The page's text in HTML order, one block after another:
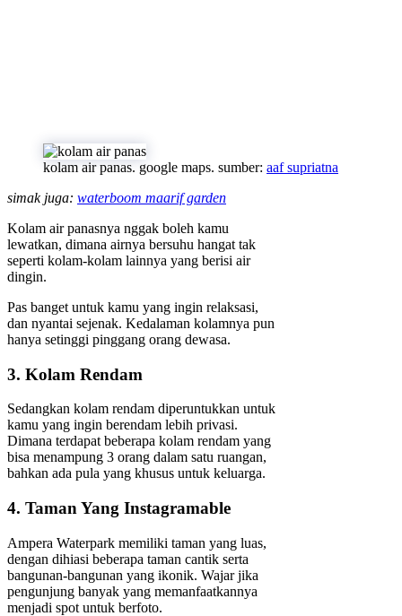
kolam air panas. google maps. sumber: aaf supriatna
simak juga: waterboom maarif garden
Kolam air panasnya nggak boleh kamu
lewatkan, dimana airnya bersuhu hangat tak
seperti kolam-kolam lainnya yang berisi air
dingin.
Pas banget untuk kamu yang ingin relaksasi,
dan nyantai sejenak. Kedalaman kolamnya pun
hanya setinggi pinggang orang dewasa.
3. Kolam Rendam
Sedangkan kolam rendam diperuntukkan untuk
kamu yang ingin berendam lebih privasi.
Dimana terdapat beberapa kolam rendam yang
bisa menampung 3 orang dalam satu ruangan,
bahkan ada pula yang khusus untuk keluarga.
4. Taman Yang Instagramable
Ampera Waterpark memiliki taman yang luas,
dengan dihiasi beberapa taman cantik serta
bangunan-bangunan yang ikonik. Wajar jika
pengunjung banyak yang memanfaatkannya
menjadi spot untuk berfoto.